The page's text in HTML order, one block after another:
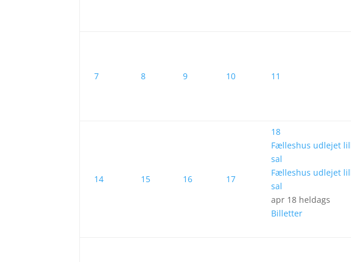
7 8 9 10 11
14 15 16 17
18
Fælleshus udlejet
sal
Fælleshus udlejet
sal
apr 18 heldags
Billetter